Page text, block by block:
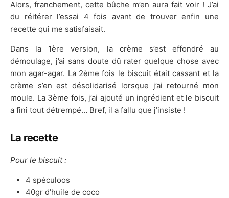
Alors, franchement, cette bûche m’en aura fait voir ! J’ai
du réitérer l’essai 4 fois avant de trouver enfin une
recette qui me satisfaisait.
Dans la 1ère version, la crème s’est effondré au
démoulage, j’ai sans doute dû rater quelque chose avec
mon agar-agar. La 2ème fois le biscuit était cassant et la
crème s’en est désolidarisé lorsque j’ai retourné mon
moule. La 3ème fois, j’ai ajouté un ingrédient et le biscuit
a fini tout détrempé… Bref, il a fallu que j’insiste !
La recette
Pour le biscuit :
4 spéculoos
40gr d’huile de coco